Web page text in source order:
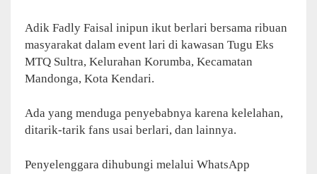
Adik Fadly Faisal inipun ikut berlari bersama ribuan
masyarakat dalam event lari di kawasan Tugu Eks
MTQ Sultra, Kelurahan Korumba, Kecamatan
Mandonga, Kota Kendari.
Ada yang menduga penyebabnya karena kelelahan,
ditarik-tarik fans usai berlari, dan lainnya.
Penyelenggara dihubungi melalui WhatsApp